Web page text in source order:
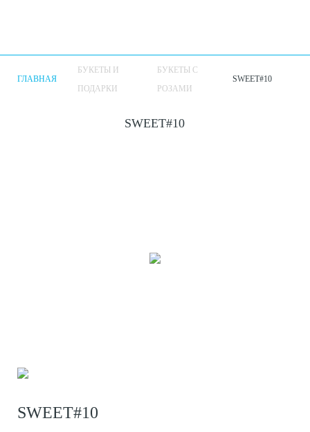
ГЛАВНАЯ
БУКЕТЫ И
ПОДАРКИ
БУКЕТЫ С
РОЗАМИ
SWEET#10
SWEET#10
SWEET#10